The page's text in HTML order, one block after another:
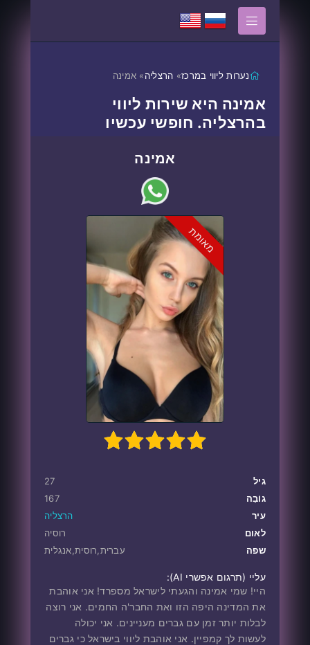
נערות ליווי במרכז» הרצליה» אמינה
אמינה היא שירות ליווי
בהרצליה. חופשי עכשיו
אמינה
מאומת
3 4 5
גיל
27
גוֹבַה
167
עיר
הרצליה
לאום
רוסיה
שפה
עברית,רוסית,אנגלית
עליי ‎(תרגום אפשרי AI):
היי! שמי אמינה והגעתי לישראל מספרד! אני אוהבת
את המדינה היפה הזו ואת החבר'ה החמים. אני רוצה
לבלות יותר זמן עם גברים מעניינים. אני יכולה
לעשות לך קמפיין. אני אוהבת ליווי בישראל כי גברים